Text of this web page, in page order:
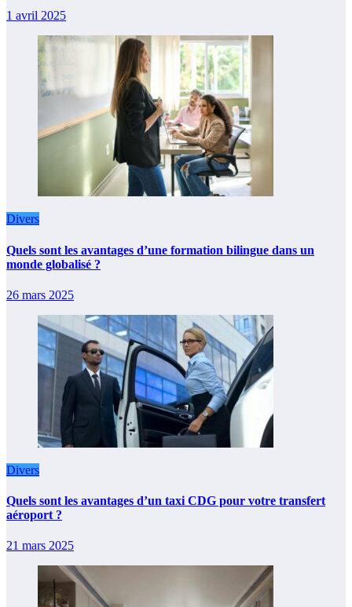
1 avril 2025
Divers
Quels sont les avantages d’une formation bilingue dans un
monde globalisé ?
26 mars 2025
Divers
Quels sont les avantages d’un taxi CDG pour votre transfert
aéroport ?
21 mars 2025